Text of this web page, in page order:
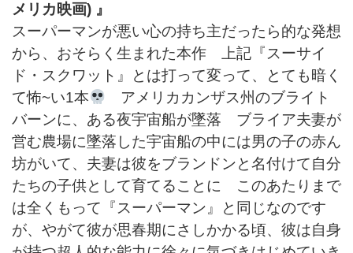
メリカ映画) 』
スーパーマンが悪い心の持ち主だったら的な発想
から、おそらく生まれた本作 上記『スーサイ
ド・スクワット』とは打って変って、とても暗く
て怖~い1本
アメリカカンザス州のブライト
バーンに、ある夜宇宙船が墜落 ブライア夫妻が
営む農場に墜落した宇宙船の中には男の子の赤ん
坊がいて、夫妻は彼をブランドンと名付けて自分
たちの子供として育てることに このあたりまで
は全くもって『スーパーマン』と同じなのです
が、やがて彼が思春期にさしかかる頃、彼は自身